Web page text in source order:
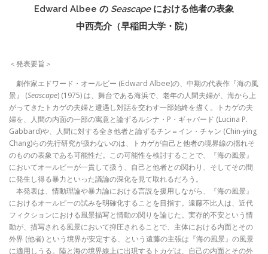
Edward Albee の Seascapeにおける他者の表象
中西亮介（早稲田大学・院）
＜発表要旨＞
劇作家エドワード・オールビー (Edward Albee)の、中期の代表作『海の風
景』 (Seascape) (1975) は、舞台である海浜で、老年の人間夫婦が、海から上
がってきたトカゲの夫婦と遭遇し対話を交わす一部始終を描く。トカゲの夫
婦を、人間の内面の一部の寓意と論ずるルシナ・P・ギャバード (Lucina P.
Gabbard)や、人間に対する全き他者と論ずるチン＝イン・チャン (Chin-ying
Chang)らの先行研究が扱わないのは、トカゲが自己と他者の境界線の揺れそ
のものの表象である可能性だ。この可能性を検討することで、『海の風景』
においてオールビーが一貫して扱う、自己と他者との関わり、そしてその間
に発生し得る暴力といった議論の深化を見て取れるだろう。
本発表は、情動理論や暴力論における言説を援用しながら、『海の風景』
におけるオールビーの試みを明確化することを目指す。遠藤不比人は、近代
フィクションにおける風景描写と情動の関りを論じた。実存的不安という情
動が、描写される風景において抑圧されることで、主体における内面とその
外界 (他者) という境界が安定する、という遠藤の主張は『海の風景』の風景
に適用しうる。陸と海の境界線上に出現するトカゲは、自己の内面とその外